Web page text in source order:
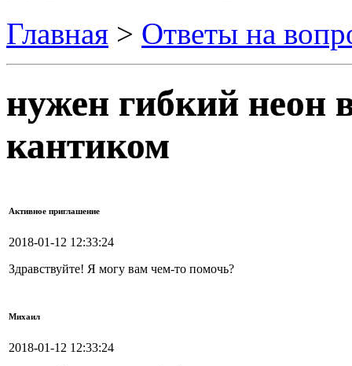
Главная > Ответы на
нужен гибкий неон
кантиком
Активное приглашение
2018-01-12 12:33:24
Здравствуйте! Я могу вам чем-то помочь?
Михаил
2018-01-12 12:33:24